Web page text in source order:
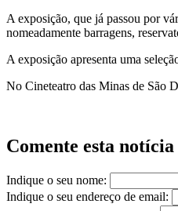
A exposição, que já passou por
nomeadamente barragens,
A exposição apresenta uma
No Cineteatro das Minas de São
Comente esta notícia
Indique o seu nome:
Indique o seu endereço de email: